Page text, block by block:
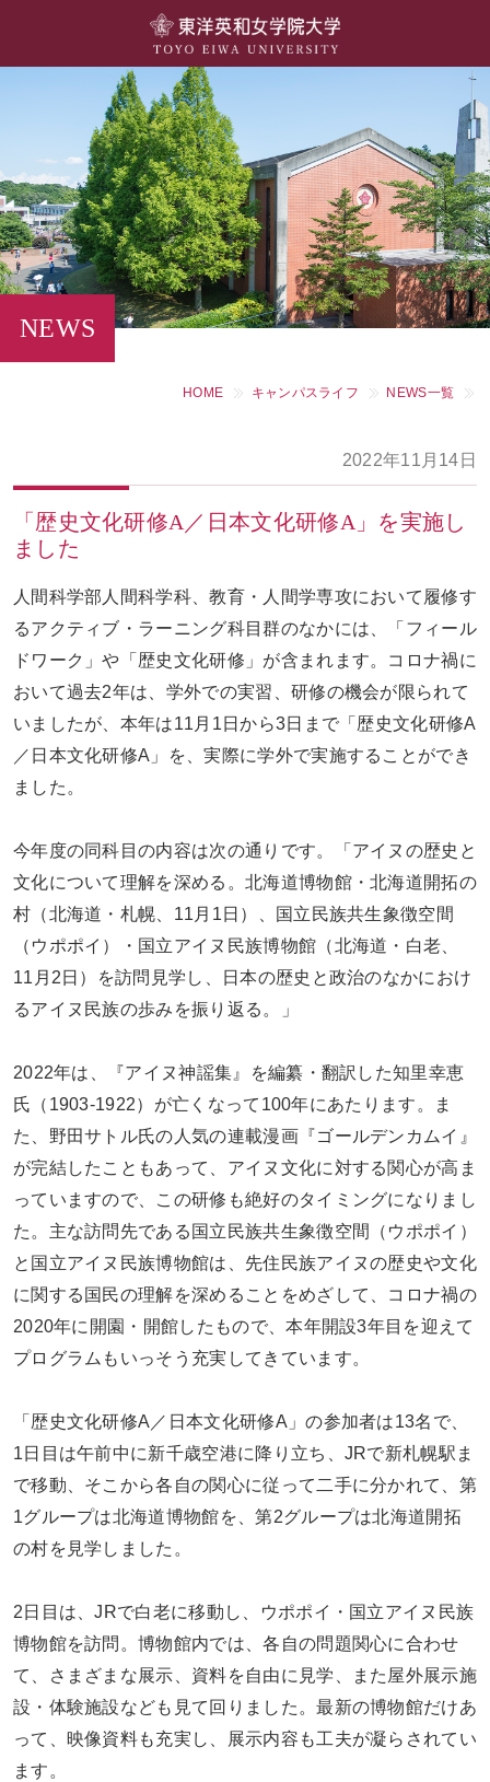
学部・学科
キャンパスライフ
留学・国際交流
キャリア・就職
お問い合わせ
NEWS
HOME キャンパスライフ NEWS一覧
2022年11月14日
「歴史文化研修A／日本文化研修A」を実施し
ました
人間科学部人間科学科、教育・人間学専攻において履修す
るアクティブ・ラーニング科目群のなかには、「フィール
ドワーク」や「歴史文化研修」が含まれます。コロナ禍に
おいて過去2年は、学外での実習、研修の機会が限られて
いましたが、本年は11月1日から3日まで「歴史文化研修A
／日本文化研修A」を、実際に学外で実施することができ
ました。
今年度の同科目の内容は次の通りです。「アイヌの歴史と
文化について理解を深める。北海道博物館・北海道開拓の
村（北海道・札幌、11月1日）、国立民族共生象徴空間
（ウポポイ）・国立アイヌ民族博物館（北海道・白老、
11月2日）を訪問見学し、日本の歴史と政治のなかにおけ
るアイヌ民族の歩みを振り返る。」
2022年は、『アイヌ神謡集』を編纂・翻訳した知里幸恵
氏（1903-1922）が亡くなって100年にあたります。ま
た、野田サトル氏の人気の連載漫画『ゴールデンカムイ』
が完結したこともあって、アイヌ文化に対する関心が高ま
っていますので、この研修も絶好のタイミングになりまし
た。主な訪問先である国立民族共生象徴空間（ウポポイ）
と国立アイヌ民族博物館は、先住民族アイヌの歴史や文化
に関する国民の理解を深めることをめざして、コロナ禍の
2020年に開園・開館したもので、本年開設3年目を迎えて
プログラムもいっそう充実してきています。
「歴史文化研修A／日本文化研修A」の参加者は13名で、
1日目は午前中に新千歳空港に降り立ち、JRで新札幌駅ま
で移動、そこから各自の関心に従って二手に分かれて、第
1グループは北海道博物館を、第2グループは北海道開拓
の村を見学しました。
2日目は、JRで白老に移動し、ウポポイ・国立アイヌ民族
博物館を訪問。博物館内では、各自の問題関心に合わせ
て、さまざまな展示、資料を自由に見学、また屋外展示施
設・体験施設なども見て回りました。最新の博物館だけあ
って、映像資料も充実し、展示内容も工夫が凝らされてい
ます。